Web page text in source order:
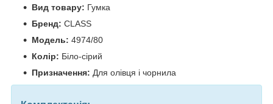
Вид товару: Гумка
Бренд: CLASS
Модель: 4974/80
Колір: Біло-сірий
Призначення: Для олівця і чорнила